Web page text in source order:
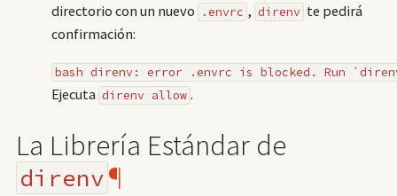
directorio con un nuevo
.envrc , direnv te pedirá
confirmación:
bash direnv: error .envrc is blocked. Run
Ejecuta direnv allow .
La Librería Estándar de
direnv¶